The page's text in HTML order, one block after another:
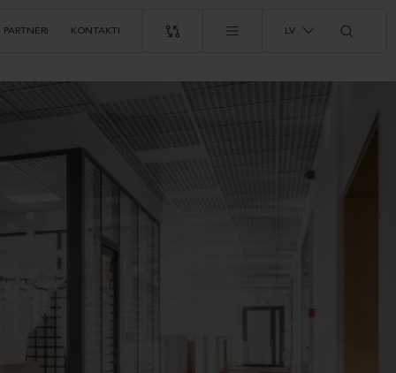
PARTNERI KONTAKTI LV